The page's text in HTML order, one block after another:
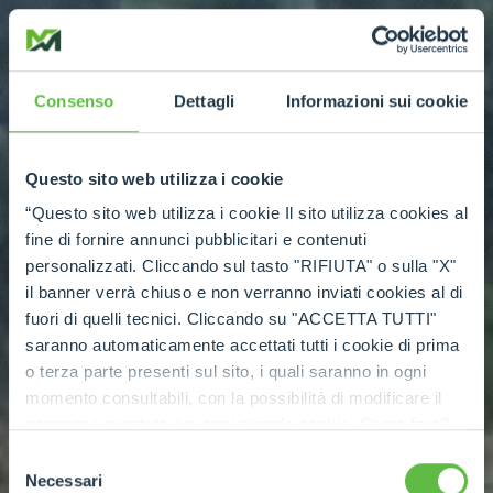
Consenso Dettagli Informazioni sui cookie
Questo sito web utilizza i cookie
“Questo sito web utilizza i cookie Il sito utilizza cookies al
fine di fornire annunci pubblicitari e contenuti
personalizzati. Cliccando sul tasto "RIFIUTA" o sulla "X"
il banner verrà chiuso e non verranno inviati cookies al di
fuori di quelli tecnici. Cliccando su "ACCETTA TUTTI"
saranno automaticamente accettati tutti i cookie di prima
o terza parte presenti sul sito, i quali saranno in ogni
momento consultabili, con la possibilità di modificare il
ogni pagina, selezionare "Modifichi il suo consenso" e
delNecessari